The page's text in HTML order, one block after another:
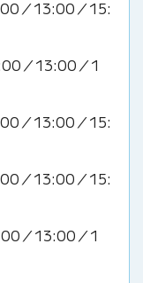
／13:00／15:
／13:00／1
／13:00／15:
／13:00／15:
／13:00／1